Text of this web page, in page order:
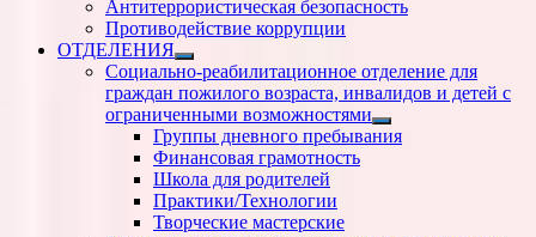
Антитеррористическая безопасность
Противодействие коррупции
ОТДЕЛЕНИЯ
Показать
подменю
Социально-реабилитационное отделение для
граждан пожилого возраста, инвалидов и детей с
ограниченными возможностями
Показать
подменю
Группы дневного пребывания
Финансовая грамотность
Школа для родителей
Практики/Технологии
Творческие мастерские